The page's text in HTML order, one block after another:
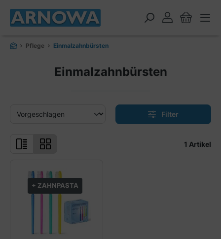
springen
Pflege Einmalzahnbürsten
Einmalzahnbürsten
Filter
1 Artikel
+ ZAHNPASTA